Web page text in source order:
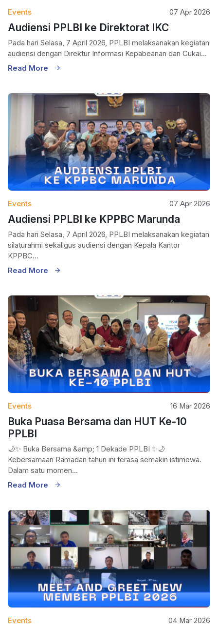
Events 07 Apr 2026
Audiensi PPLBI ke Direktorat IKC
Pada hari Selasa, 7 April 2026, PPLBI melaksanakan kegiatan
audiensi dengan Direktur Informasi Kepabeanan dan Cukai...
Read More
Events 07 Apr 2026
Audiensi PPLBI ke KPPBC Marunda
Pada hari Selasa, 7 April 2026, PPLBI melaksanakan kegiatan
silaturahmi sekaligus audiensi dengan Kepala Kantor
KPPBC...
Read More
Events 16 Mar 2026
Buka Puasa Bersama dan HUT Ke-10
PPLBI
🌙✨ Buka Bersama &amp; 1 Dekade PPLBI ✨🌙
Kebersamaan Ramadan tahun ini terasa semakin istimewa.
Dalam satu momen...
Read More
Events 04 Mar 2026